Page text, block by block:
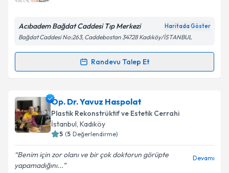
Kişisel verilerimin işlenmesine ilişkin
Metni'ni okudum ve kişisel verilerimin belirtilen
Takvim Talebini Gönder
Acıbadem Bağdat Caddesi Tıp Merkezi Haritada Göster
Bağdat Caddesi No:263, Caddebostan 34728 Kadıköy/İSTANBUL
Randevu Talep Et
Randevu Takvimi Talebi
Prof. Dr. Ayten Ferahbaş Kesikoğlu
takvimi talebi oluşturun. Size bu uzmandan randevu
almanız için bir takvim hazırlandığında e-posta ile
bilgilendireceğiz.
E-posta Adresiniz
Op. Dr. Yavuz Haspolat
Plastik Rekonstrüktif ve Estetik Cerrahi
İstanbul, Kadıköy
5 (5 Değerlendirme)
Benim için zor olanı ve bir çok doktorun görüpte
yapamadığını...
Devamı